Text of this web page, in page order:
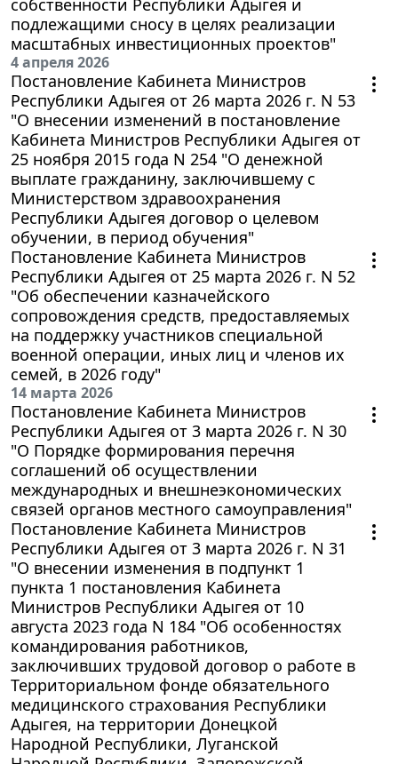
подлежащими сносу в целях реализации
масштабных инвестиционных проектов"
4 апреля 2026
Постановление Кабинета Министров
Республики Адыгея от 26 марта 2026 г. N 53
"О внесении изменений в постановление
Кабинета Министров Республики Адыгея от
25 ноября 2015 года N 254 "О денежной
выплате гражданину, заключившему с
Министерством здравоохранения
Республики Адыгея договор о целевом
обучении, в период обучения"
Постановление Кабинета Министров
Республики Адыгея от 25 марта 2026 г. N 52
"Об обеспечении казначейского
сопровождения средств, предоставляемых
на поддержку участников специальной
военной операции, иных лиц и членов их
семей, в 2026 году"
14 марта 2026
Постановление Кабинета Министров
Республики Адыгея от 3 марта 2026 г. N 30
"О Порядке формирования перечня
соглашений об осуществлении
международных и внешнеэкономических
связей органов местного самоуправления"
Постановление Кабинета Министров
Республики Адыгея от 3 марта 2026 г. N 31
"О внесении изменения в подпункт 1
пункта 1 постановления Кабинета
Министров Республики Адыгея от 10
августа 2023 года N 184 "Об особенностях
командирования работников,
заключивших трудовой договор о работе в
Территориальном фонде обязательного
медицинского страхования Республики
Адыгея, на территории Донецкой
Народной Республики, Луганской